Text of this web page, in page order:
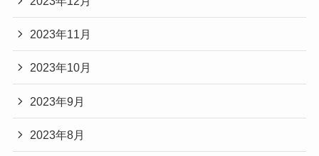
2023年11月
2023年10月
2023年9月
2023年8月